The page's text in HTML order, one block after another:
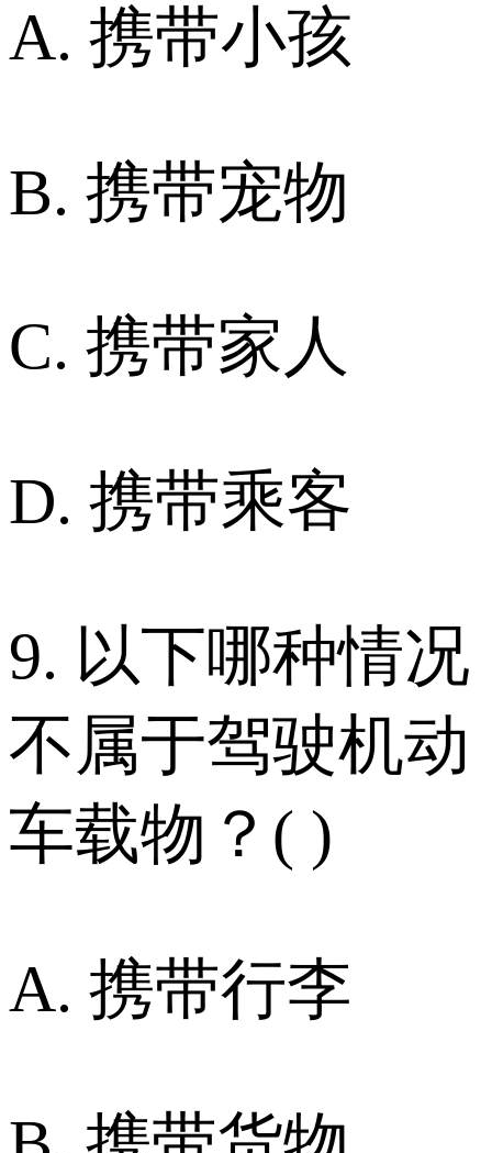
A. 携带小孩
B. 携带宠物
C. 携带家人
D. 携带乘客
9. 以下哪种情况
不属于驾驶机动
车载物？( )
A. 携带行李